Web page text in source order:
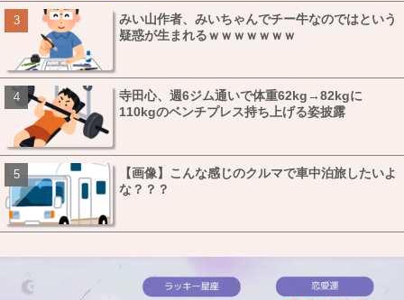
みい山作者、みいちゃんでチー牛なのではという
疑惑が生まれるｗｗｗｗｗｗｗ
寺田心、週6ジム通いで体重62kg→82kgに
110kgのベンチプレス持ち上げる姿披露
【画像】こんな感じのクルマで車中泊旅したいよ
な？？？